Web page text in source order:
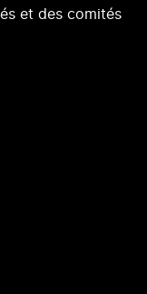
et des comités